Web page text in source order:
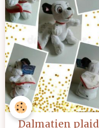
Dalmatien plaid